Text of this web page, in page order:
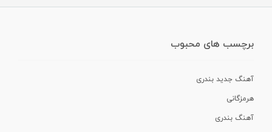
برچسب های محبوب
آهنگ جدید بندری
هرمزگانی
آهنگ بندری